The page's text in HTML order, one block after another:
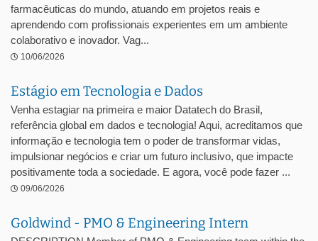
farmacêuticas do mundo, atuando em projetos reais e
aprendendo com profissionais experientes em um ambiente
colaborativo e inovador. Vag...
10/06/2026
Estágio em Tecnologia e Dados
Venha estagiar na primeira e maior Datatech do Brasil,
referência global em dados e tecnologia! Aqui, acreditamos que
informação e tecnologia tem o poder de transformar vidas,
impulsionar negócios e criar um futuro inclusivo, que impacte
positivamente toda a sociedade. E agora, você pode fazer ...
09/06/2026
Goldwind - PMO & Engineering Intern